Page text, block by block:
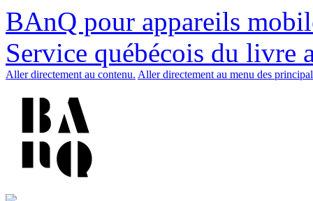
BAnQ pour appareils
Service québécois du livre
Aller directement au contenu. Aller directement au menu des